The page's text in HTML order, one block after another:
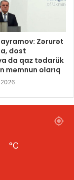
Zərurət
dost
da qaz tədarük
məmnun olarıq
℃